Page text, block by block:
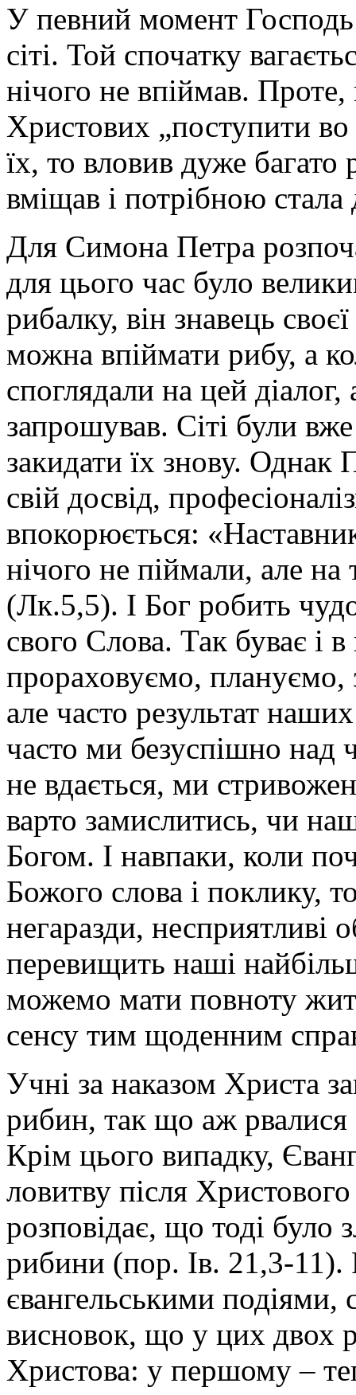
У певний момент
сіті. Той спочатку
нічого не впіймав. Проте,
Христових „поступити
їх, то вловив дуже багато
вміщав і потрібною
Для Симона Петра
для цього час було
рибалку, він знавець
можна впіймати рибу, а
споглядали на цей діалог,
запрошував. Сіті були
закидати їх знову. Однак
свій досвід,
впокорюється:
нічого не піймали, але на
(Лк.5,5). І Бог робить
свого Слова. Так буває і
прораховуємо,
але часто результат
часто ми безуспішно над
не вдається, ми
варто замислитись, чи
Богом. І навпаки, коли
Божого слова і поклику,
негаразди, несприятливі
перевищить наші
можемо мати повноту
сенсу тим щоденним
Учні за наказом Христа
рибин, так що аж рвалися
Крім цього випадку,
ловитву після
розповідає, що тоді було
рибини (пор. Ів. 21,3-
євангельськими подіями,
висновок, що у цих двох
Христова: у першому –